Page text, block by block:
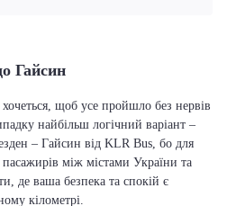
Гайсин
щоб усе пройшло без нервів
найбільш логічний варіант –
– Гайсин від KLR Bus, бо для
між містами України та
де ваша безпека та спокій є
кілометрі.